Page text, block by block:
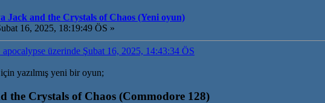
Jack and the Crystals of Chaos (Yeni oyun)
16, 2025, 18:19:49 ÖS »
üzerinde Şubat 16, 2025, 14:43:34 ÖS
yazılmış yeni bir oyun;
the Crystals of Chaos (Commodore 128)